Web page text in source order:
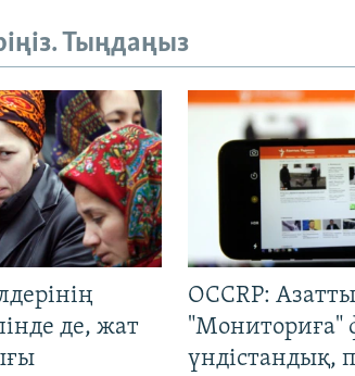
Тыңдаңыз
де, жат
OCCRP:
"Мониториға"
үндістандық,